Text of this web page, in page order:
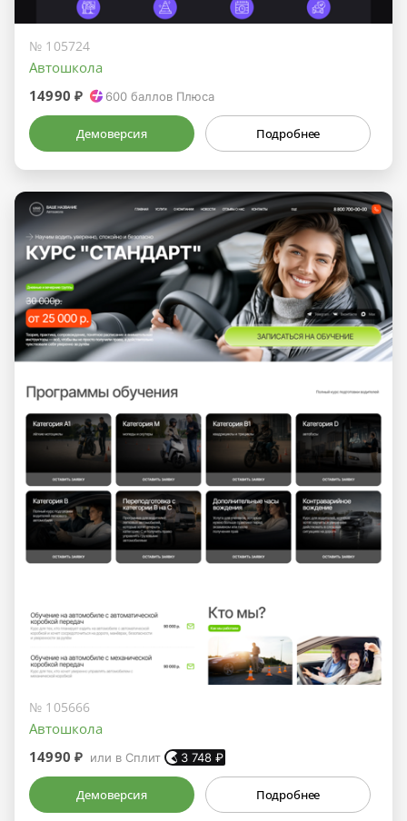
№ 105724
Автошкола
14990 ₽
600 баллов Плюса
Демоверсия Подробнее
№ 105666
Автошкола
14990 ₽ или в Сплит 3 748 ₽
Демоверсия Подробнее